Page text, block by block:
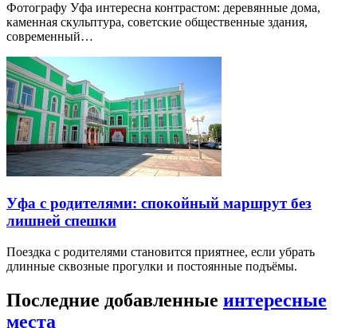
Фотографу Уфа интересна контрастом: деревянные дома,
каменная скульптура, советские общественные здания,
современный…
Уфа с родителями: спокойный маршрут без
лишней спешки
Поездка с родителями становится приятнее, если убрать
длинные сквозные прогулки и постоянные подъёмы.
Последние добавленные интересные
места